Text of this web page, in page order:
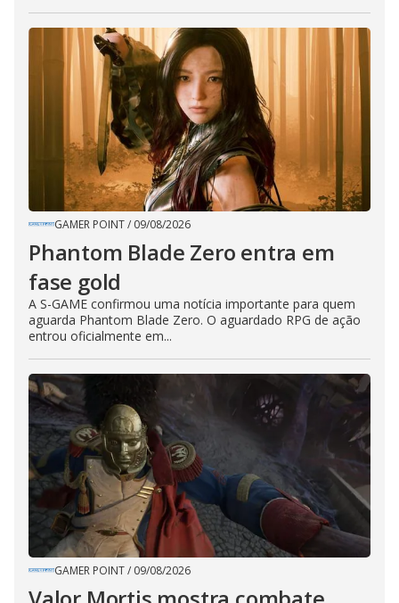
GAMER POINT/ 09/08/2026
Phantom Blade Zero entra em
fase gold
A S-GAME confirmou uma notícia importante para quem
aguarda Phantom Blade Zero. O aguardado RPG de ação
entrou oficialmente em...
GAMER POINT/ 09/08/2026